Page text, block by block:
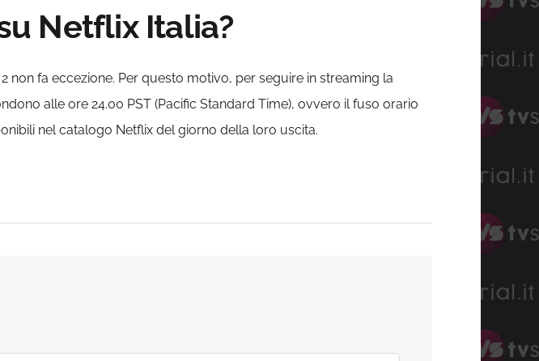
Netflix Italia?
non fa eccezione. Per questo motivo, per seguire in streaming la
alle ore 24.00 PST (Pacific Standard Time), ovvero il fuso orario
nel catalogo Netflix del giorno della loro uscita.